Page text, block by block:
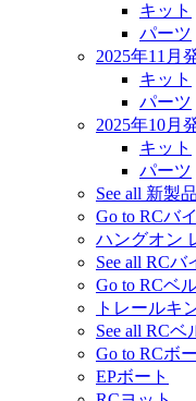
キット
パーツ
2025年11月
キット
パーツ
2025年10月
キット
パーツ
See all 新製品
Go to RCバ
ハングオン
See all RCバ
Go to RCベ
トレールキ
See all RC
Go to RCボ
EPボート